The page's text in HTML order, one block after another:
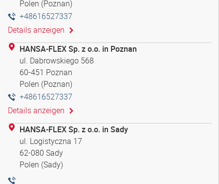
Polen (Poznan)
+48616527337
Details anzeigen
HANSA-FLEX Sp. z o.o. in Poznan
ul. Dabrowskiego 568
60-451 Poznan
Polen (Poznan)
+48616527337
Details anzeigen
HANSA-FLEX Sp. z o.o. in Sady
ul. Logistyczna 17
62-080 Sady
Polen (Sady)